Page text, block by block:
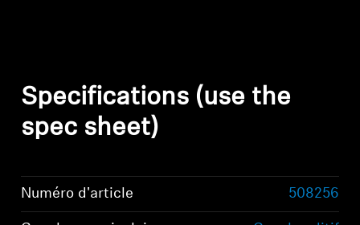
Specifications (use the
spec sheet)
Numéro d'article 508256